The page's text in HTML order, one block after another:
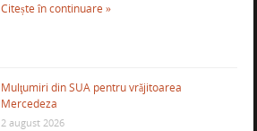
Citește în continuare »
Mulţumiri din SUA pentru vrăjitoarea
Mercedeza
2 august 2026